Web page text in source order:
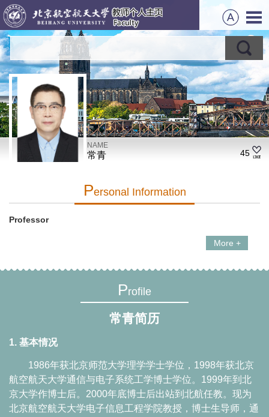
NAME
常青 45
PErsonal Information
Professor
More +
Profile
常青简历
1. 基本情况
1986年获北京师范大学理学学士学位， 1998年获北京
航空航天大学通信与电子系统工学博士学位。 1999年到北
京大学作博士后。 2000年底博士后出站到北航任教。现为
北京航空航天大学电子信息工程学院教授，博士生导师，通